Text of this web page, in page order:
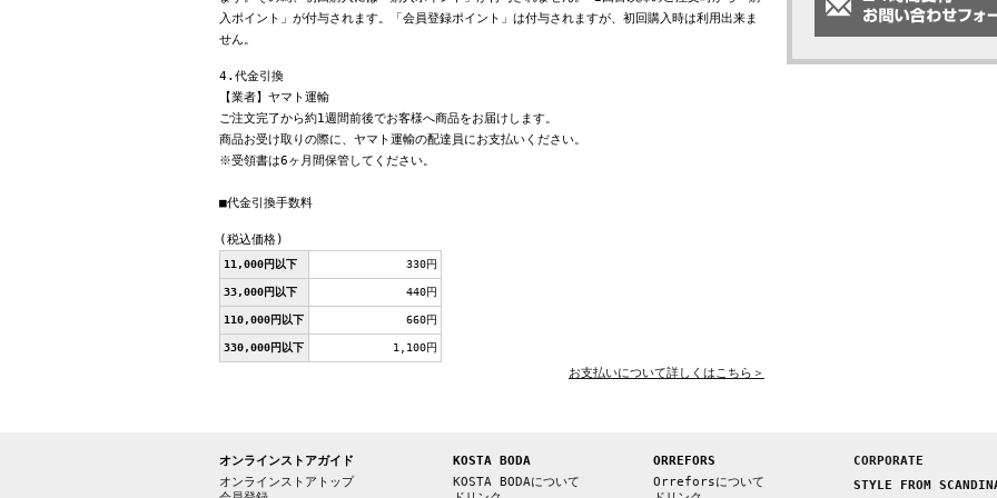
入ポイント」が付与されます。「会員登録ポイント」は付与されますが、初回購入時は利用出来ま
せん。
4.代金引換
【業者】ヤマト運輸
ご注文完了から約1週間前後でお客様へ商品をお届けします。
商品お受け取りの際に、ヤマト運輸の配達員にお支払いください。
※受領書は6ヶ月間保管してください。
■代金引換手数料
(税込価格)
11,000円以下 330円
33,000円以下 440円
110,000円以下 660円
330,000円以下 1,100円
お支払いについて詳しくはこちら＞
オンラインストアガイド
オンラインストアトップ
KOSTA BODA
KOSTA BODAについて
ORREFORS
Orreforsについて
CORPORATE
STYLE FROM